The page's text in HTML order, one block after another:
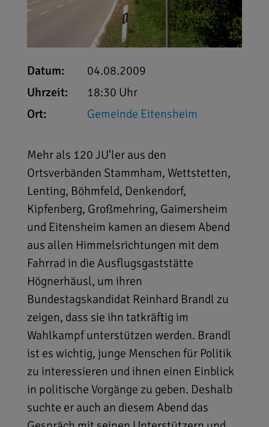
Datum:
04.08.2009
Uhrzeit:
18:30 Uhr
Ort:
Gemeinde Eitensheim
Mehr als 120 JU'ler aus den
Ortsverbänden Stammham, Wettstetten,
Lenting, Böhmfeld, Denkendorf,
Kipfenberg, Großmehring, Gaimersheim
und Eitensheim kamen an diesem Abend
aus allen Himmelsrichtungen mit dem
Fahrrad in die Ausflugsgaststätte
Högnerhäusl, um ihren
Bundestagskandidat Reinhard Brandl zu
zeigen, dass sie ihn tatkräftig im
Wahlkampf unterstützen werden. Brandl
ist es wichtig, junge Menschen für Politik
zu interessieren und ihnen einen Einblick
in politische Vorgänge zu geben. Deshalb
suchte er auch an diesem Abend das